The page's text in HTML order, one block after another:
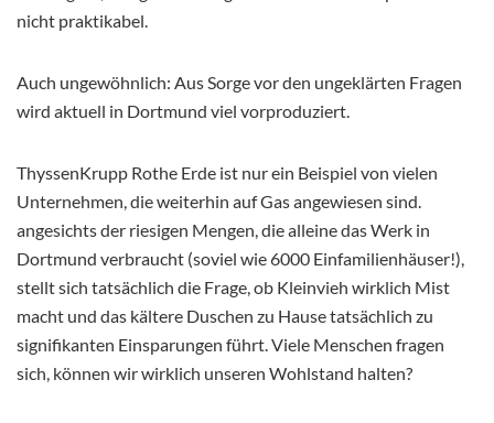
nicht praktikabel.
Auch ungewöhnlich: Aus Sorge vor den ungeklärten Fragen
wird aktuell in Dortmund viel vorproduziert.
ThyssenKrupp Rothe Erde ist nur ein Beispiel von vielen
Unternehmen, die weiterhin auf Gas angewiesen sind.
angesichts der riesigen Mengen, die alleine das Werk in
Dortmund verbraucht (soviel wie 6000 Einfamilienhäuser!),
stellt sich tatsächlich die Frage, ob Kleinvieh wirklich Mist
macht und das kältere Duschen zu Hause tatsächlich zu
signifikanten Einsparungen führt. Viele Menschen fragen
sich, können wir wirklich unseren Wohlstand halten?